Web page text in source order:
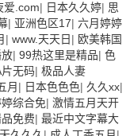
爱.com| 日本久久婷| 思
| 亚洲色区17| 六月婷婷
| www.天天日 | 欧美韩国
| 99热这里是精品| 色
无码| 极品人妻
月 | 日本色色色| 久久xx|
综合免| 激情五月天开
免费| 最近中文字幕大